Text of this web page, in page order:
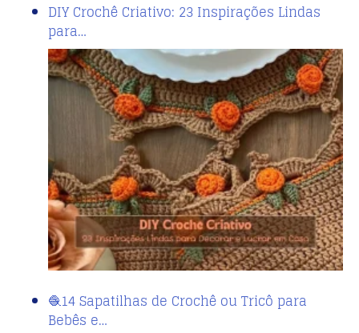
DIY Crochê Criativo: 23 Inspirações Lindas
para…
🧶14 Sapatilhas de Crochê ou Tricô para
Bebês e…